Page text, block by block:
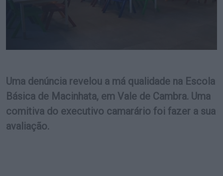
Uma denúncia revelou a má qualidade na Escola
Básica de Macinhata, em Vale de Cambra. Uma
comitiva do executivo camarário foi fazer a sua
avaliação.